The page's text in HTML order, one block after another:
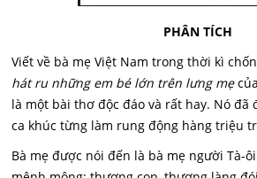
PHÂN TÍCH
Viết về bà mẹ Việt Nam trong thời kì
hát ru những em bé lớn trên lưng mẹ
là một bài thơ độc đáo và rất hay. Nó đã
ca khúc từng làm rung động hàng triệu
Bà mẹ được nói đến là bà mẹ người Tà-